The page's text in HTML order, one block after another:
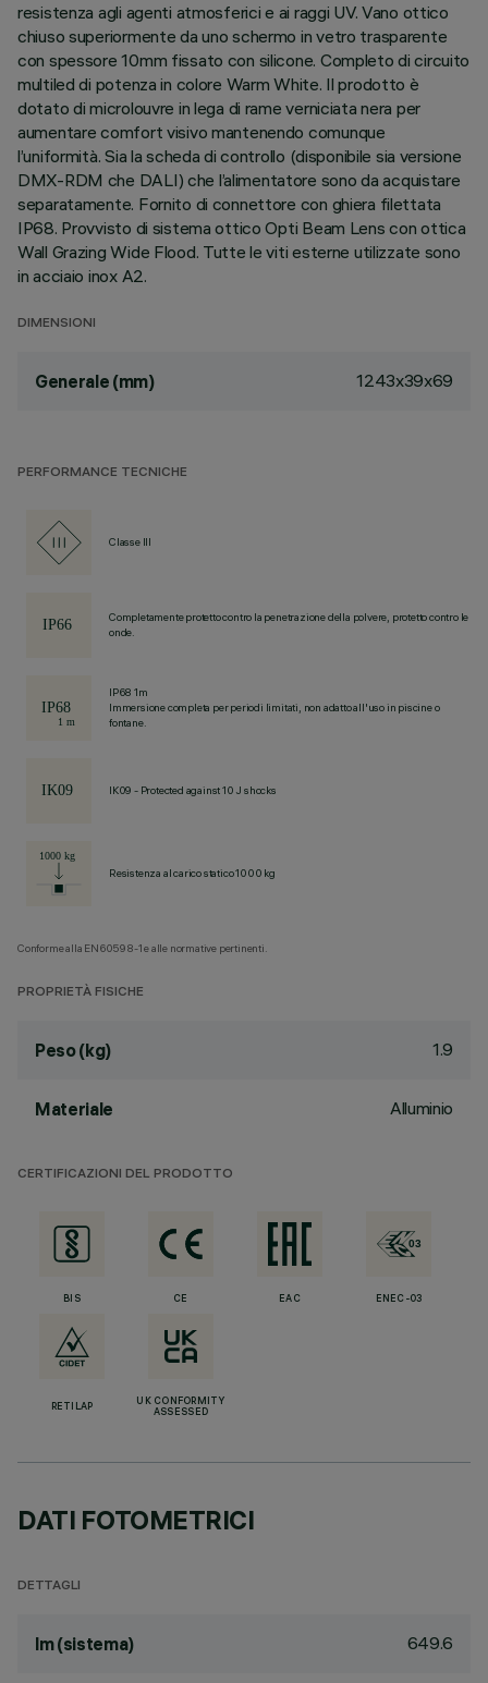
resistenza agli agenti atmosferici e ai raggi UV. Vano ottico
chiuso superiormente da uno schermo in vetro trasparente
con spessore 10mm fissato con silicone. Completo di circuito
multiled di potenza in colore Warm White. Il prodotto è
dotato di microlouvre in lega di rame verniciata nera per
aumentare comfort visivo mantenendo comunque
l’uniformità. Sia la scheda di controllo (disponibile sia versione
DMX-RDM che DALI) che l’alimentatore sono da acquistare
separatamente. Fornito di connettore con ghiera filettata
IP68. Provvisto di sistema ottico Opti Beam Lens con ottica
Wall Grazing Wide Flood. Tutte le viti esterne utilizzate sono
in acciaio inox A2.
DIMENSIONI
Generale (mm) 1243x39x69
PERFORMANCE TECNICHE
Classe III
Completamente protetto contro la penetrazione della polvere, protetto contro le
onde.
IP68 1m
Immersione completa per periodi limitati, non adatto all'uso in piscine o
fontane.
IK09 - Protected against 10 J shocks
Resistenza al carico statico 1000 kg
Conforme alla EN60598-1 e alle normative pertinenti.
PROPRIETÀ FISICHE
Peso (kg) 1.9
Materiale Alluminio
CERTIFICAZIONI DEL PRODOTTO
BIS CE EAC ENEC-03
RETILAP
UK CONFORMITY
ASSESSED
DATI FOTOMETRICI
DETTAGLI
lm (sistema) 649.6